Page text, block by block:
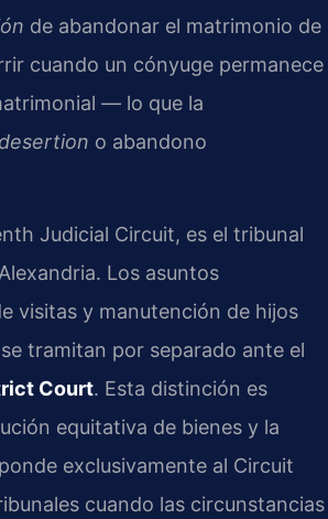
de abandonar el matrimonio de
cuando un cónyuge permanece
— lo que la
o abandono
Judicial Circuit, es el tribunal
Los asuntos
visitas y manutención de hijos
tramitan por separado ante el
Court. Esta distinción es
equitativa de bienes y la
exclusivamente al Circuit
cuando las circunstancias